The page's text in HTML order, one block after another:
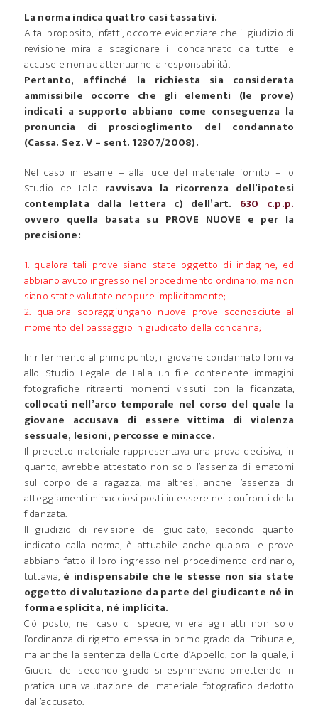
La norma indica quattro casi tassativi.
A tal proposito, infatti, occorre evidenziare che il giudizio di
revisione mira a scagionare il condannato da tutte le
accuse e non ad attenuarne la responsabilità.
Pertanto, affinché la richiesta sia considerata
ammissibile occorre che gli elementi (le prove)
indicati a supporto abbiano come conseguenza la
pronuncia di proscioglimento del condannato
(Cassa. Sez. V – sent. 12307/2008).
Nel caso in esame – alla luce del materiale fornito – lo
Studio de Lalla ravvisava la ricorrenza dell’ipotesi
contemplata dalla lettera c) dell’art. 630 c.p.p.
ovvero quella basata su PROVE NUOVE e per la
precisione:
1. qualora tali prove siano state oggetto di indagine, ed
abbiano avuto ingresso nel procedimento ordinario, ma non
siano state valutate neppure implicitamente;
2. qualora sopraggiungano nuove prove sconosciute al
momento del passaggio in giudicato della condanna;
In riferimento al primo punto, il giovane condannato forniva
allo Studio Legale de Lalla un file contenente immagini
fotografiche ritraenti momenti vissuti con la fidanzata,
collocati nell’arco temporale nel corso del quale la
giovane accusava di essere vittima di violenza
sessuale, lesioni, percosse e minacce.
Il predetto materiale rappresentava una prova decisiva, in
quanto, avrebbe attestato non solo l’assenza di ematomi
sul corpo della ragazza, ma altresì, anche l’assenza di
atteggiamenti minacciosi posti in essere nei confronti della
fidanzata.
Il giudizio di revisione del giudicato, secondo quanto
indicato dalla norma, è attuabile anche qualora le prove
abbiano fatto il loro ingresso nel procedimento ordinario,
tuttavia, è indispensabile che le stesse non sia state
oggetto di valutazione da parte del giudicante né in
forma esplicita, né implicita.
Ciò posto, nel caso di specie, vi era agli atti non solo
l’ordinanza di rigetto emessa in primo grado dal Tribunale,
ma anche la sentenza della Corte d’Appello, con la quale, i
Giudici del secondo grado si esprimevano omettendo in
pratica una valutazione del materiale fotografico dedotto
dall’accusato.